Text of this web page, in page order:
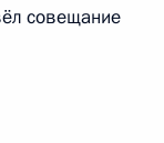
совещание